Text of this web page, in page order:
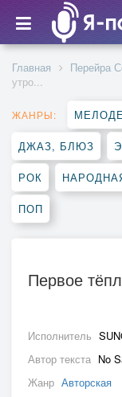
Главная Перейра
утро...
ЖАНРЫ:
ДЖАЗ, БЛЮЗ
РОК
ПОП
Первое
Исполнитель
Автор текста No
Жанр Авторская